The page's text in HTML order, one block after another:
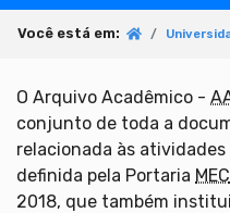
Você está em:
O Arquivo Acadêmico -
conjunto de toda a
relacionada às
definida pela Portaria MEC
2018, que também